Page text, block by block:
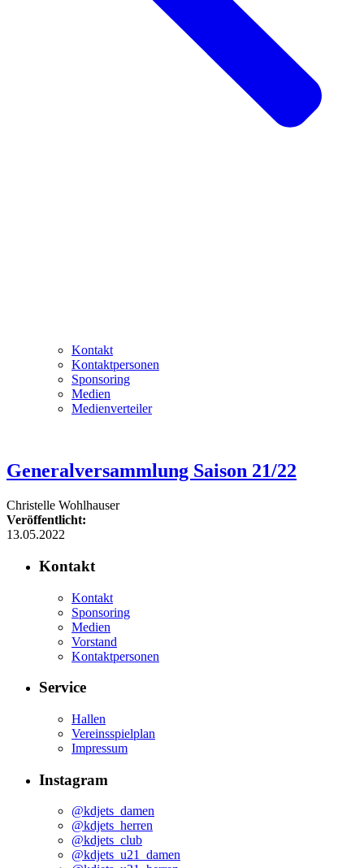
Kontakt
Kontaktpersonen
Sponsoring
Medien
Medienverteiler
Generalversammlung Saison 21/22
Christelle Wohlhauser
Veröffentlicht:
13.05.2022
Kontakt
Kontakt
Sponsoring
Medien
Vorstand
Kontaktpersonen
Service
Hallen
Vereinsspielplan
Impressum
Instagram
@kdjets_damen
@kdjets_herren
@kdjets_club
@kdjets_u21_damen